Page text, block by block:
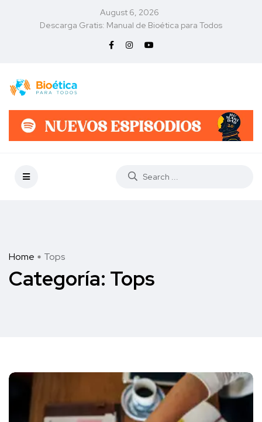
August 6, 2026
Descarga Gratis: Manual de Bioética para Todos
Home Tops
Categoría: Tops